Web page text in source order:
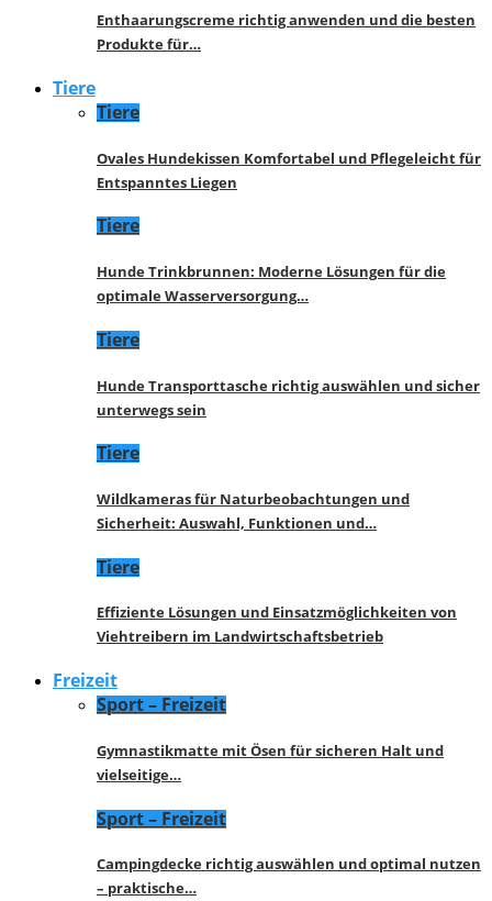
Enthaarungscreme richtig anwenden und die besten
Produkte für…
Tiere
Tiere
Ovales Hundekissen Komfortabel und Pflegeleicht für
Entspanntes Liegen
Tiere
Hunde Trinkbrunnen: Moderne Lösungen für die
optimale Wasserversorgung…
Tiere
Hunde Transporttasche richtig auswählen und sicher
unterwegs sein
Tiere
Wildkameras für Naturbeobachtungen und
Sicherheit: Auswahl, Funktionen und…
Tiere
Effiziente Lösungen und Einsatzmöglichkeiten von
Viehtreibern im Landwirtschaftsbetrieb
Freizeit
Sport – Freizeit
Gymnastikmatte mit Ösen für sicheren Halt und
vielseitige…
Sport – Freizeit
Campingdecke richtig auswählen und optimal nutzen
– praktische…